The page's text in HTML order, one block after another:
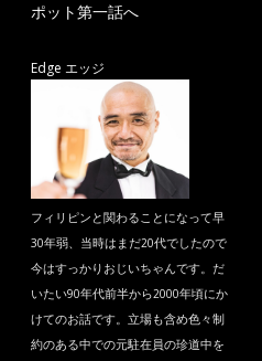
ポット第一話へ
Edge エッジ
フィリピンと関わることになって早
30年弱、当時はまだ20代でしたので
今はすっかりおじいちゃんです。だ
いたい90年代前半から2000年頃にか
けてのお話です。立場も含め色々制
約のある中での元駐在員の珍道中を